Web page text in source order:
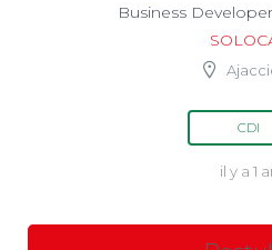
Business
CDI
il y a 1